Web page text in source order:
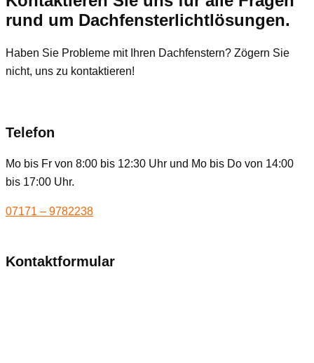
rund um Dachfensterlichtlösungen.
Haben Sie Probleme mit Ihren Dachfenstern? Zögern Sie
nicht, uns zu kontaktieren!
Telefon
Mo bis Fr von 8:00 bis 12:30 Uhr und Mo bis Do von 14:00
bis 17:00 Uhr.
07171 – 9782238
Kontaktformular